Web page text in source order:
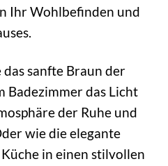
Ihr Wohlbefinden und
das sanfte Braun der
das Licht
der Ruhe und
wie die elegante
in einen stilvollen